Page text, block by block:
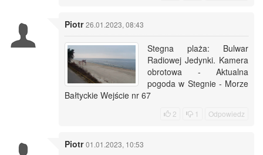
Piotr 26.01.2023, 08:43
Stegna plaża: Bulwar
Radiowej Jedynki. Kamera
obrotowa - Aktualna
pogoda w Stegnie - Morze
Bałtyckie Wejście nr 67
2 1 Odpowiedz
Piotr 01.01.2023, 10:53